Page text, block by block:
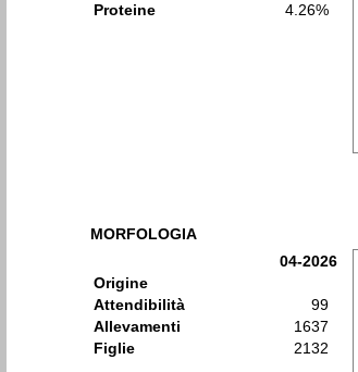
Proteine
4.26%
MORFOLOGIA
04-2026
Origine
Attendibilità
99
Allevamenti
1637
Figlie
2132